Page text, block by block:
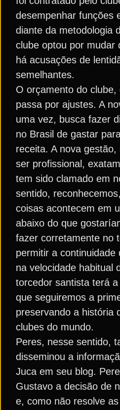
desempenhar funções
diante da metodologia
clube optou por mudar
há acusações de
semelhantes.
O orçamento do
passa por ajustes. A
uma vez, busca fazer
no Brasil de gastar
receita. A nova
ser profissional,
tem sido clamado em
sentido,
coisas acontecem em
abaixo do que
fazer corretamente no
permitir a continuidade
na velocidade habitual
torcedor santista terá
que seguiremos a
preservando a história
clubes do mundo.
Peres, nesse sentido,
disseminou a
Juca em seu blog.
Gustavo a decisão de
e, como não resolve